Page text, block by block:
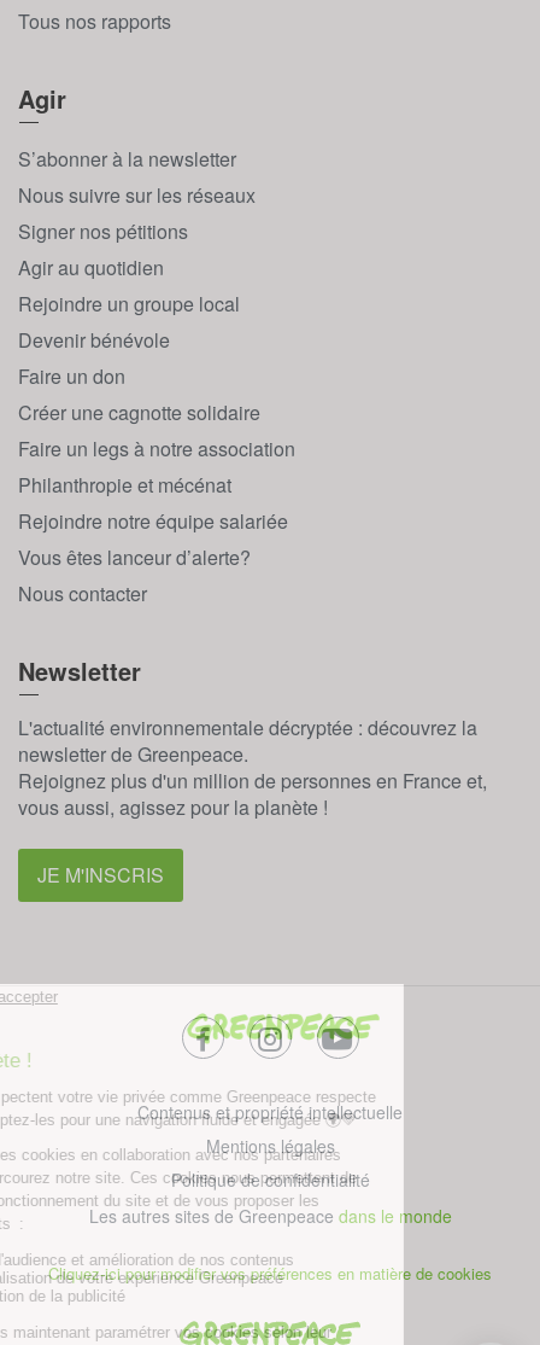
Tous nos rapports
Agir
S’abonner à la newsletter
Nous suivre sur les réseaux
Signer nos pétitions
Agir au quotidien
Rejoindre un groupe local
Devenir bénévole
Faire un don
Créer une cagnotte solidaire
Faire un legs à notre association
Philanthropie et mécénat
Rejoindre notre équipe salariée
Vous êtes lanceur d’alerte?
Nous contacter
Newsletter
L'actualité environnementale décryptée : découvrez la
newsletter de Greenpeace.
Rejoignez plus d'un million de personnes en France et,
vous aussi, agissez pour la planète !
JE M'INSCRIS
facebookinstagramyoutube
Contenus et propriété intellectuelle
Mentions légales
Politique de confidentialité
Les autres sites de Greenpeace dans le monde
Cliquez-ici pour modifier vos préférences en matière de cookies
Greenpeace